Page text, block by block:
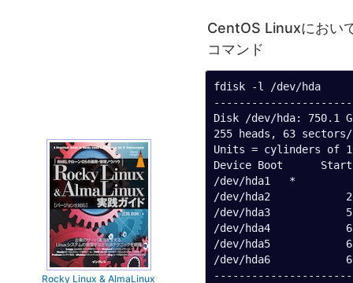
Rocky Linux & AlmaLinux
CentOS Linuxにおい
コマンド
fdisk -l /dev/hda
Disk /dev/hda: 750.1
255 heads, 63
Units = cylinders of
Device Boot
/dev/hda1   *
/dev/hda2
/dev/hda3
/dev/hda4
/dev/hda5
/dev/hda6